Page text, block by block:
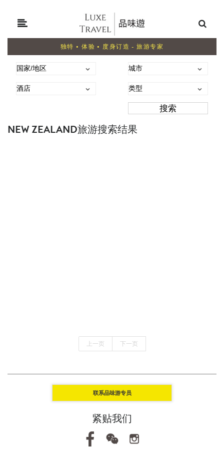
独特 • 体验 • 度身订造 - 旅游专家
NEW ZEALAND旅游搜索结果
上一页 下一页
联系品味游专员
紧贴我们